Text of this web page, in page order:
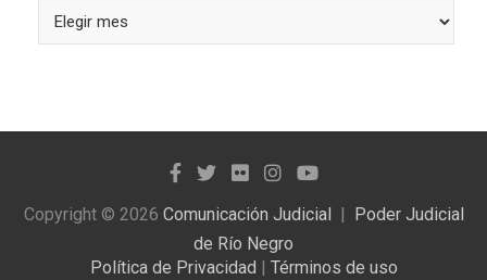
las
Copyright © 2026 Comunicación Judicial
Poder Judicial
de Río Negro
Política de Privacidad
Términos de uso